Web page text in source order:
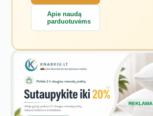
Apie naudą
parduotuvėms
REKLAMA